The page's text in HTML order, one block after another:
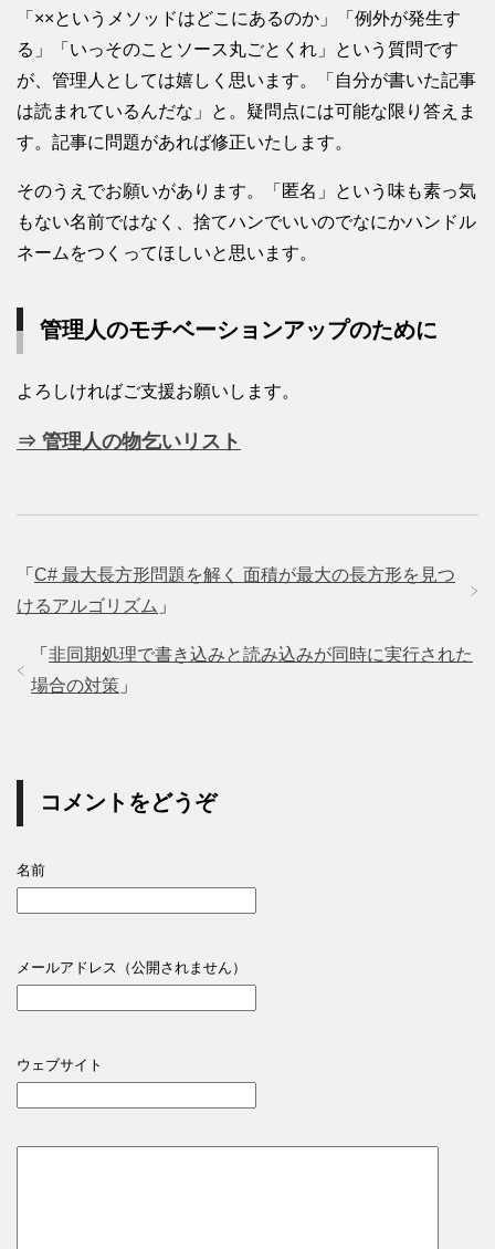
「××というメソッドはどこにあるのか」「例外が発生す
る」「いっそのことソース丸ごとくれ」という質問です
が、管理人としては嬉しく思います。「自分が書いた記事
は読まれているんだな」と。疑問点には可能な限り答えま
す。記事に問題があれば修正いたします。
そのうえでお願いがあります。「匿名」という味も素っ気
もない名前ではなく、捨てハンでいいのでなにかハンドル
ネームをつくってほしいと思います。
管理人のモチベーションアップのために
よろしければご支援お願いします。
⇒ 管理人の物乞いリスト
「 C# 最大長方形問題を解く 面積が最大の長方形を見つ
けるアルゴリズム 」
「 非同期処理で書き込みと読み込みが同時に実行された
場合の対策 」
コメントをどうぞ
名前
メールアドレス（公開されません）
ウェブサイト